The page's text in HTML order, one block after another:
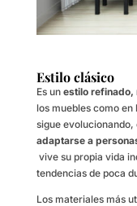
Estilo clásico
Es unestilo refinado,
los muebles como
sigue evolucionando,
adaptarse a
vive su propia vida
tendencias de poca
Los materiales más